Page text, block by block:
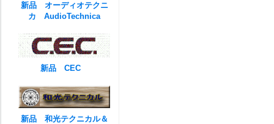
新品 オーディオテクニ
カ AudioTechnica
新品 CEC
新品 和光テクニカル＆